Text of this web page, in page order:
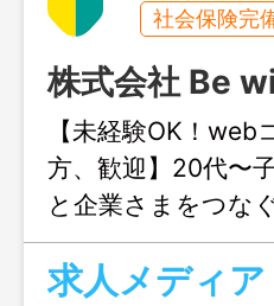
社会保険完
株式会社 Be
【未経験OK！
方、歓迎】20代〜
と企業さまをつな